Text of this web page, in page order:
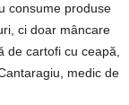
consume produse
ci doar mâncare
de cartofi cu ceapă,
medic de